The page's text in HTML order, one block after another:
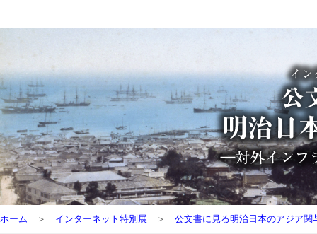
ホーム ＞ インターネット特別展 ＞ 公文書に見る明治日本のアジア関